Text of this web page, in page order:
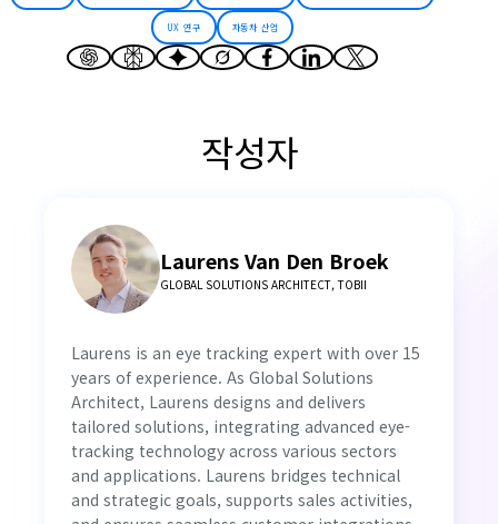
UX 연구 자동차 산업
작성자
Laurens Van Den Broek
GLOBAL SOLUTIONS ARCHITECT, TOBII
Laurens is an eye tracking expert with over 15
years of experience. As Global Solutions
Architect, Laurens designs and delivers
tailored solutions, integrating advanced eye-
tracking technology across various sectors
and applications. Laurens bridges technical
and strategic goals, supports sales activities,